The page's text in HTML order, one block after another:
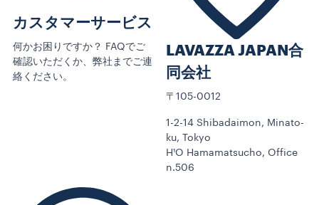
カスタマーサービス
何かお困りですか？ FAQでご
確認いただくか、弊社までご連
絡ください。
LAVAZZA JAPAN合
同会社
〒105-0012
1-2-14 Shibadaimon, Minato-
ku, Tokyo
H¹O Hamamatsucho, Office
n.506